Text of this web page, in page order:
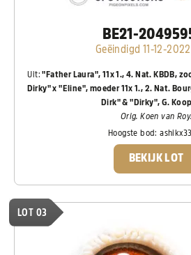
BE21-
Geëindigd 11-12-
Uit: "Father Laura", 11x 1., 4. Nat. KBDB,
Dirky" x "Eline", moeder 11x 1., 2. Nat.
Dirk" & "Dirky", G.
Orig. Koen van Roy.
Hoogste bod:ashikx33
BEKIJK LOT
LOT 03